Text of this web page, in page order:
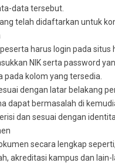
data tersebut.
telah didaftarkan untuk
harus login pada
NIK serta password
pada kolom yang tersedia.
dengan latar belakang
dapat bermasalah di
dan sesuai dengan
secara lengkap
akreditasi kampus dan